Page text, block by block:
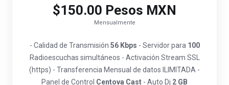
$150.00 Pesos MXN
Mensualmente
- Calidad de Transmisión 56 Kbps - Servidor para 100
Radioescuchas simultáneos - Activación Stream SSL
(https) - Transferencia Mensual de datos ILIMITADA -
Panel de Control Centova Cast - Auto Dj 2 GB